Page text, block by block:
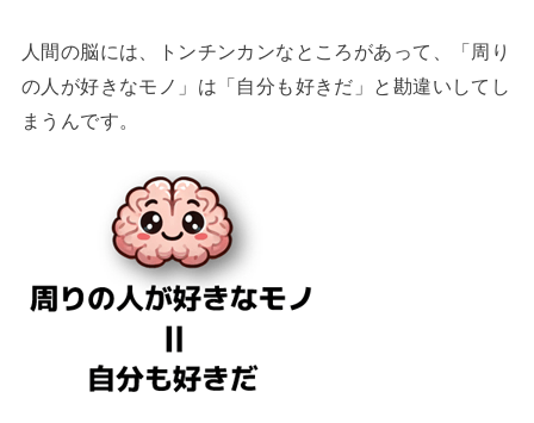
人間の脳には、トンチンカンなところがあって、「周り
の人が好きなモノ」は「自分も好きだ」と勘違いしてし
まうんです。